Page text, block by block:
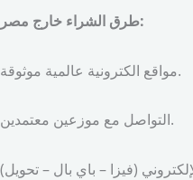
طرق الشراء خارج مصر:
مواقع الكترونية عالمية موثوقة.
التواصل مع موزعين معتمدين.